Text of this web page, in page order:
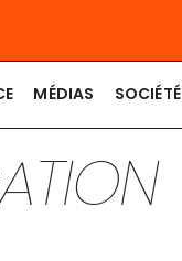
MÉDIAS SOCIÉTÉ